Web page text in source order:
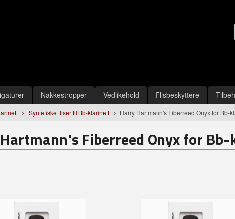
Nakkestropper Vedlikehold Flisbeskyttere
Syntetiske fliser til Bb-klarinett Harry Hartmann's Fiberreed Onyx for Bb-
Fiberreed Onyx for